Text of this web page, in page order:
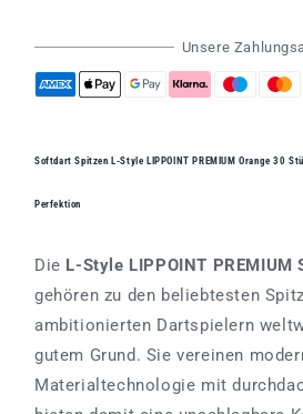
Unsere
Softdart Spitzen L-Style LIPPOINT PREMIUM Orange 30
Perfektion
Die L-Style LIPPOINT PREMIUM
gehören zu den beliebtesten
ambitionierten Dartspielern
gutem Grund. Sie vereinen
Materialtechnologie mit